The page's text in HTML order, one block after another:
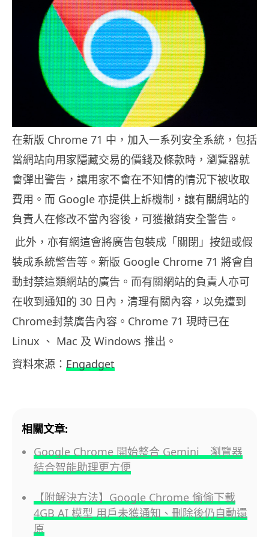
在新版 Chrome 71 中，加入一系列安全系統，包括
當網站向用家隱藏交易的價錢及條款時，瀏覽器就
會彈出警告，讓用家不會在不知情的情況下被收取
費用。而 Google 亦提供上訴機制，讓有關網站的
負責人在修改不當內容後，可獲撤銷安全警告。
此外，亦有網這會將廣告包裝成「關閉」按鈕或假
裝成系統警告等。新版 Google Chrome 71 將會自
動封禁這類網站的廣告。而有關網站的負責人亦可
在收到通知的 30 日內，清理有關內容，以免遭到
Chrome封禁廣告內容。 Chrome 71 現時已在
Linux 、 Mac 及 Windows 推出。
資料來源： Engadget
相關文章:
Google Chrome 開始整合 Gemini 瀏覽器
結合智能助理更方便
【附解決方法】Google Chrome 偷偷下載
4GB AI 模型 用戶未獲通知、刪除後仍自動還
原